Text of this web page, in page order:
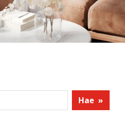
Hae »